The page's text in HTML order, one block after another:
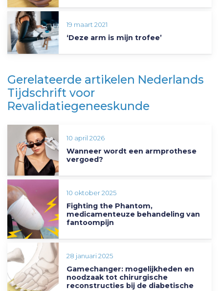
19 maart 2021
‘Deze arm is mijn trofee’
Gerelateerde artikelen Nederlands
Tijdschrift voor
Revalidatiegeneeskunde
10 april 2026
Wanneer wordt een armprothese
vergoed?
10 oktober 2025
Fighting the Phantom,
medicamenteuze behandeling van
fantoompijn
28 januari 2025
Gamechanger: mogelijkheden en
noodzaak tot chirurgische
reconstructies bij de diabetische